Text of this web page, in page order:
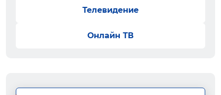
Телевидение
Онлайн ТВ